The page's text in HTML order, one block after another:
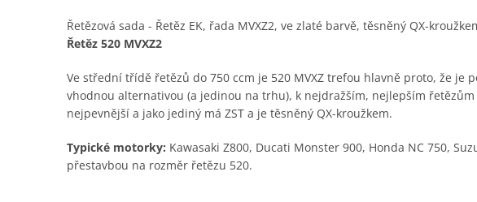
Řetězová sada - Řetěz EK, řada MVXZ2, ve zlaté barvě, těsněný QX-
Řetěz 520 MVXZ2
Ve střední třídě řetězů do 750 ccm je 520 MVXZ trefou hlavně proto, že je
vhodnou alternativou (a jedinou na trhu), k nejdražším, nejlepším
nejpevnější a jako jediný má ZST a je těsněný QX-kroužkem.
Typické motorky: Kawasaki Z800, Ducati Monster 900, Honda NC 750,
přestavbou na rozměr řetězu 520.